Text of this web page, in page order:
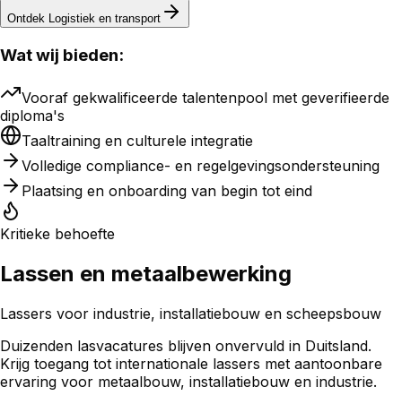
Ontdek Logistiek en transport
Wat wij bieden:
Vooraf gekwalificeerde talentenpool met geverifieerde
diploma's
Taaltraining en culturele integratie
Volledige compliance- en regelgevingsondersteuning
Plaatsing en onboarding van begin tot eind
Kritieke behoefte
Lassen en metaalbewerking
Lassers voor industrie, installatiebouw en scheepsbouw
Duizenden lasvacatures blijven onvervuld in Duitsland.
Krijg toegang tot internationale lassers met aantoonbare
ervaring voor metaalbouw, installatiebouw en industrie.